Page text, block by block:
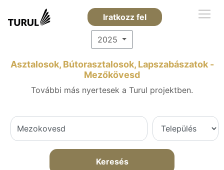
Iratkozz fel
2025
Asztalosok, Bútorasztalosok, Lapszabászatok -
Mezőkövesd
További más nyertesek a Turul projektben.
Keresés